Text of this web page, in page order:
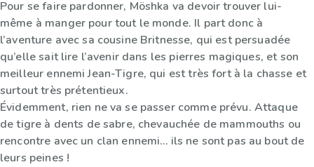
Pour se faire pardonner, Möshka va devoir trouver lui-
même à manger pour tout le monde. Il part donc à
l’aventure avec sa cousine Britnesse, qui est persuadée
qu’elle sait lire l’avenir dans les pierres magiques, et son
meilleur ennemi Jean-Tigre, qui est très fort à la chasse et
surtout très prétentieux.
Évidemment, rien ne va se passer comme prévu. Attaque
de tigre à dents de sabre, chevauchée de mammouths ou
rencontre avec un clan ennemi… ils ne sont pas au bout de
leurs peines !